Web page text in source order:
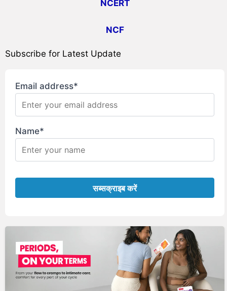
NCERT
NCF
Subscribe for Latest Update
Email address*
Name*